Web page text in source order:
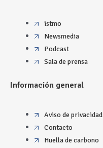
istmo
Newsmedia
Podcast
Sala de prensa
Información general
Aviso de privacidad
Contacto
Huella de carbono